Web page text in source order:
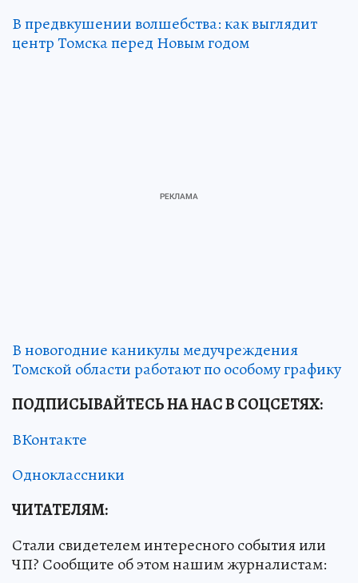
В предвкушении волшебства: как выглядит
центр Томска перед Новым годом
В новогодние каникулы медучреждения
Томской области работают по особому графику
ПОДПИСЫВАЙТЕСЬ НА НАС В СОЦСЕТЯХ:
ВКонтакте
Одноклассники
ЧИТАТЕЛЯМ:
Стали свидетелем интересного события или
ЧП? Сообщите об этом нашим журналистам: